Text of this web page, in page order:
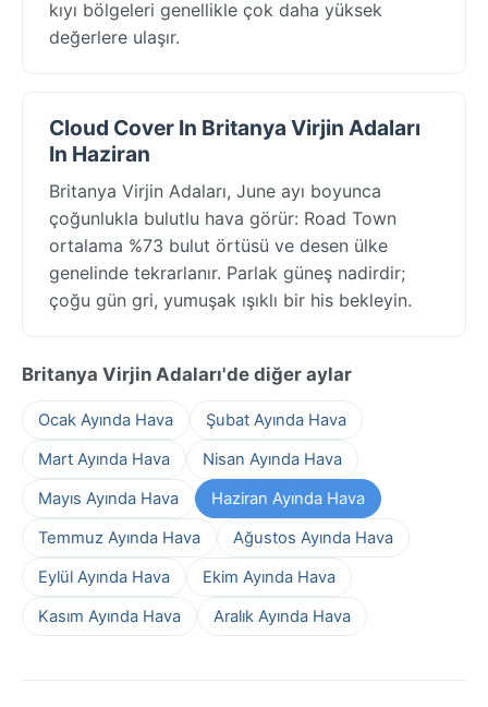
kıyı bölgeleri genellikle çok daha yüksek
değerlere ulaşır.
Cloud Cover In Britanya Virjin Adaları
In Haziran
Britanya Virjin Adaları, June ayı boyunca
çoğunlukla bulutlu hava görür: Road Town
ortalama %73 bulut örtüsü ve desen ülke
genelinde tekrarlanır. Parlak güneş nadirdir;
çoğu gün gri, yumuşak ışıklı bir his bekleyin.
Britanya Virjin Adaları'de diğer aylar
Ocak Ayında Hava
Şubat Ayında Hava
Mart Ayında Hava
Nisan Ayında Hava
Mayıs Ayında Hava
Haziran Ayında Hava
Temmuz Ayında Hava
Ağustos Ayında Hava
Eylül Ayında Hava
Ekim Ayında Hava
Kasım Ayında Hava
Aralık Ayında Hava